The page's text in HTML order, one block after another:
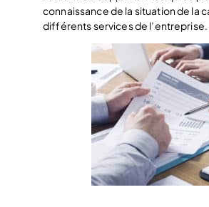
connaissance de la situation de la
différents services de l’entreprise.